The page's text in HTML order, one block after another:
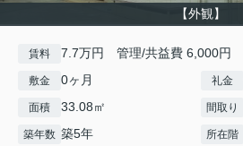
【外観】
賃料 7.7万円 管理/共益費 6,000円
敷金 0ヶ月 礼金
面積 33.08㎡ 間取り
築年数 築5年 所在階